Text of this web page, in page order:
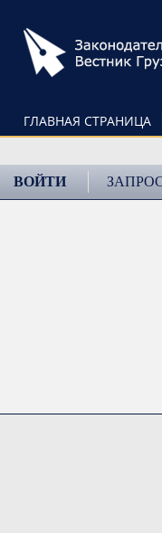
основному
содержанию
ГЛАВНАЯ СТРАНИЦА
ВОЙТИ